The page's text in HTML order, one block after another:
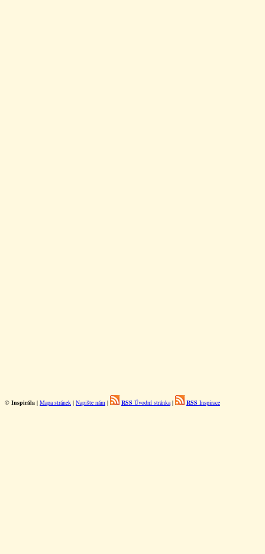
© Inspirála | Mapa stránek | Napište nám | RSS Úvodní stránka| RSS Inspirace